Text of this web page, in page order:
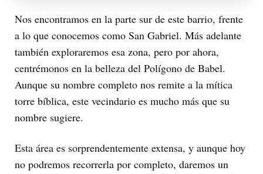
Nos encontramos en la parte sur de este barrio, frente
a lo que conocemos como San Gabriel. Más adelante
también exploraremos esa zona, pero por ahora,
centrémonos en la belleza del Polígono de Babel.
Aunque su nombre completo nos remite a la mítica
torre bíblica, este vecindario es mucho más que su
nombre sugiere.
Esta área es sorprendentemente extensa, y aunque hoy
no podremos recorrerla por completo, daremos un